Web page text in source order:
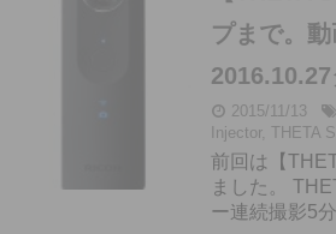
プまで。
2015/11/13
Injector, THETA S
前回は【
ました。
ー連続撮影5